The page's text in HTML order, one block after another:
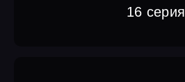
16 серия